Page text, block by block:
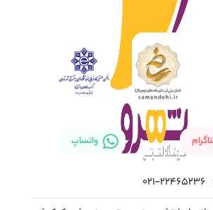
واتساپ
021-22465236